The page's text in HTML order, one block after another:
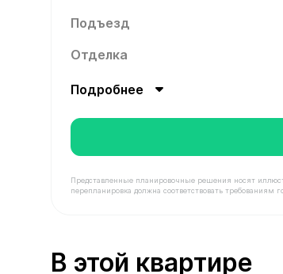
Подъезд
Отделка
Подробнее
Представленные планировочные решения носят
перепланировка должна соответствовать требованиям
В этой квартире